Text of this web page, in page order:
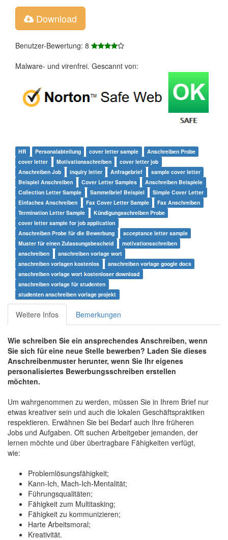
Download
Benutzer-Bewertung: 8
Malware- und virenfrei. Gescannt von:
HR Personalabteilung cover letter sample
Anschreiben Probe
cover letter
Motivationsschreiben
cover letter job
Anschreiben Job
inquiry letter Anfragebrief
sample cover letter
Beispiel Anschreiben
Cover Letter Samples
Anschreiben Beispiele
Collection Letter Sample
Sammelbrief Beispiel
Simple Cover Letter
Einfaches Anschreiben
Fax Cover Letter Sample
Fax Anschreiben
Termination Letter Sample
Kündigungsschreiben Probe
cover letter sample for job application
Anschreiben Probe für die Bewerbung
acceptance letter sample
Muster für einen Zulassungsbescheid
motivationsschreiben
anschreiben
anschreiben vorlage wort
anschreiben vorlagen kostenlos
anschreiben vorlage google docs
anschreiben vorlage wort kostenloser download
anschreiben vorlage für studenten
studenten anschreiben vorlage projekt
Weitere Infos Bemerkungen
Wie schreiben Sie ein ansprechendes Anschreiben, wenn
Sie sich für eine neue Stelle bewerben? Laden Sie dieses
Anschreibenmuster herunter, wenn Sie Ihr eigenes
personalisiertes Bewerbungsschreiben erstellen
möchten.
Um wahrgenommen zu werden, müssen Sie in Ihrem Brief nur
etwas kreativer sein und auch die lokalen Geschäftspraktiken
respektieren. Erwähnen Sie bei Bedarf auch Ihre früheren
Jobs und Aufgaben. Oft suchen Arbeitgeber jemanden, der
lernen möchte und über übertragbare Fähigkeiten verfügt,
wie:
Problemlösungsfähigkeit;
Kann-Ich, Mach-Ich-Mentalität;
Führungsqualitäten;
Fähigkeit zum Multitasking;
Fähigkeit zu kommunizieren;
Harte Arbeitsmoral;
Kreativität.